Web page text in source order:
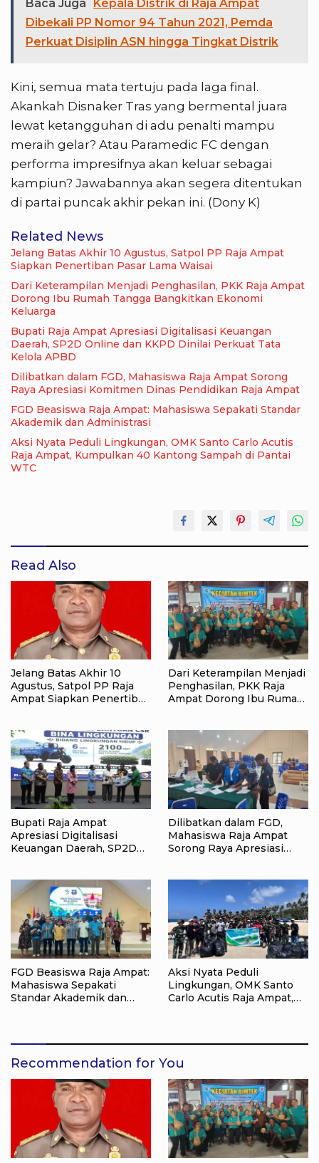
Baca Juga
Kepala Distrik di Raja Ampat
Dibekali PP Nomor 94 Tahun 2021, Pemda
Perkuat Disiplin ASN hingga Tingkat Distrik
Kini, semua mata tertuju pada laga final.
Akankah Disnaker Tras yang bermental juara
lewat ketangguhan di adu penalti mampu
meraih gelar? Atau Paramedic FC dengan
performa impresifnya akan keluar sebagai
kampiun? Jawabannya akan segera ditentukan
di partai puncak akhir pekan ini. (Dony K)
Related News
Jelang Batas Akhir 10 Agustus, Satpol PP Raja Ampat
Siapkan Penertiban Pasar Lama Waisai
Dari Keterampilan Menjadi Penghasilan, PKK Raja Ampat
Dorong Ibu Rumah Tangga Bangkitkan Ekonomi
Keluarga
Bupati Raja Ampat Apresiasi Digitalisasi Keuangan
Daerah, SP2D Online dan KKPD Dinilai Perkuat Tata
Kelola APBD
Dilibatkan dalam FGD, Mahasiswa Raja Ampat Sorong
Raya Apresiasi Komitmen Dinas Pendidikan Raja Ampat
FGD Beasiswa Raja Ampat: Mahasiswa Sepakati Standar
Akademik dan Administrasi
Aksi Nyata Peduli Lingkungan, OMK Santo Carlo Acutis
Raja Ampat, Kumpulkan 40 Kantong Sampah di Pantai
WTC
Read Also
Jelang Batas Akhir 10
Agustus, Satpol PP Raja
Ampat Siapkan Penertiban
Dari Keterampilan Menjadi
Penghasilan, PKK Raja
Ampat Dorong Ibu Rumah
Bupati Raja Ampat
Apresiasi Digitalisasi
Keuangan Daerah, SP2D
Dilibatkan dalam FGD,
Mahasiswa Raja Ampat
Sorong Raya Apresiasi
FGD Beasiswa Raja Ampat:
Mahasiswa Sepakati
Standar Akademik dan
Aksi Nyata Peduli
Lingkungan, OMK Santo
Carlo Acutis Raja Ampat,
Recommendation for You